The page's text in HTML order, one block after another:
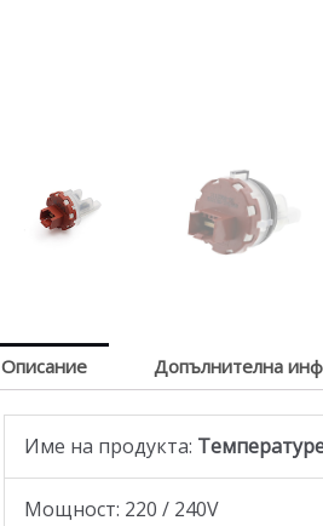
Описание Допълнителна
Име на продукта:
Мощност: 220 / 240V